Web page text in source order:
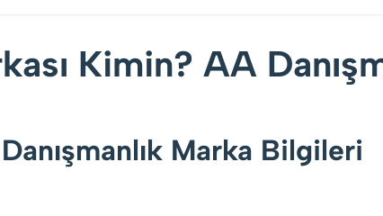
Kimin? AA
Marka Bilgileri